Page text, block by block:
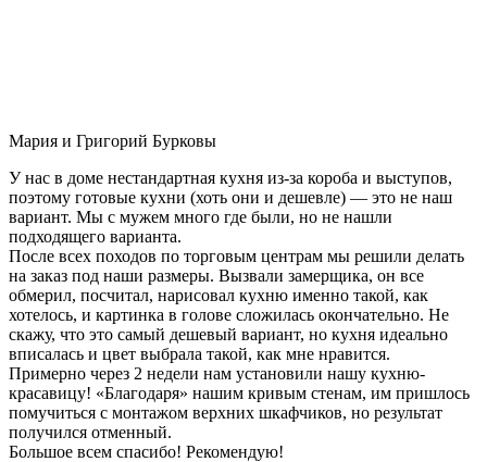
Мария и Григорий Бурковы
У нас в доме нестандартная кухня из-за короба и выступов,
поэтому готовые кухни (хоть они и дешевле) — это не наш
вариант. Мы с мужем много где были, но не нашли
подходящего варианта.
После всех походов по торговым центрам мы решили делать
на заказ под наши размеры. Вызвали замерщика, он все
обмерил, посчитал, нарисовал кухню именно такой, как
хотелось, и картинка в голове сложилась окончательно. Не
скажу, что это самый дешевый вариант, но кухня идеально
вписалась и цвет выбрала такой, как мне нравится.
Примерно через 2 недели нам установили нашу кухню-
красавицу! «Благодаря» нашим кривым стенам, им пришлось
помучиться с монтажом верхних шкафчиков, но результат
получился отменный.
Большое всем спасибо! Рекомендую!